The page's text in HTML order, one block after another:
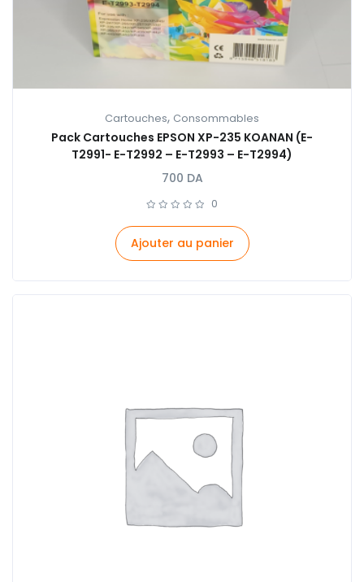
Cartouches, Consommables
Pack Cartouches EPSON XP-235 KOANAN (E-
T2991- E-T2992 – E-T2993 – E-T2994)
700 DA
0
Ajouter au panier